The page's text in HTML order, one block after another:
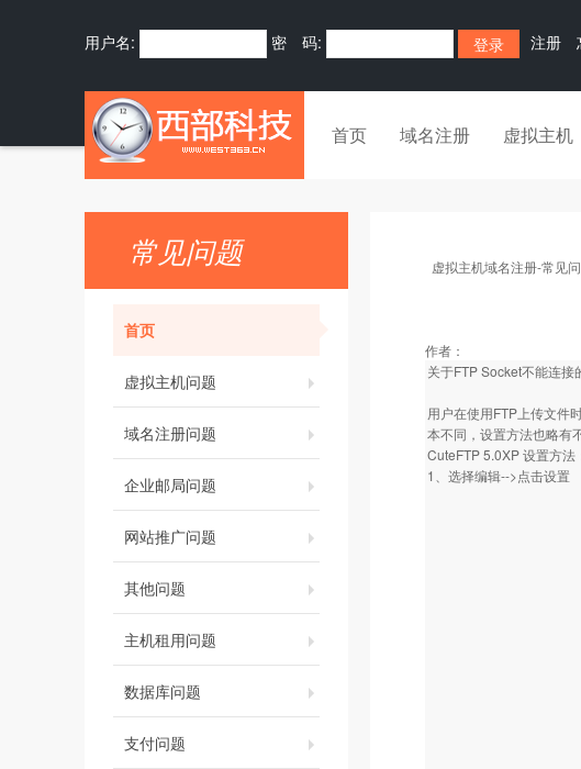
用户名: 密 码: 注册
首页 域名注册 虚拟主机
常见问题
首页
虚拟主机问题
域名注册问题
企业邮局问题
网站推广问题
其他问题
主机租用问题
数据库问题
支付问题
虚拟主机域名注册-常见
作者：
关于FTP Socket不能连接
用户在使用FTP上传文件
本不同，设置方法也略有
CuteFTP 5.0XP 设置方法
1、选择编辑-->点击设置